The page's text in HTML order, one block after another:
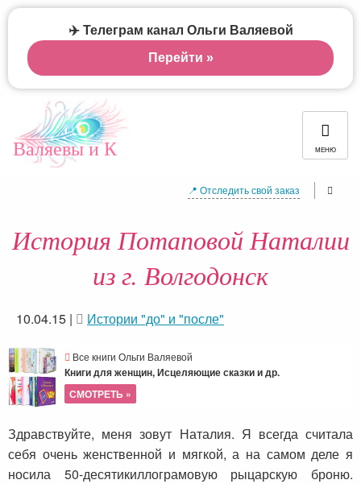
Валяевы и К МЕНЮ
📍 Отследить свой заказ
История Потаповой Наталии
из г. Волгодонск
10.04.15 | Истории "до" и "после"
Все книги Ольги Валяевой
Книги для женщин, Исцеляющие сказки и др.
СМОТРЕТЬ »
Здравствуйте, меня зовут Наталия. Я всегда считала
себя очень женственной и мягкой, а на самом деле я
носила 50-десятикиллограмовую рыцарскую броню.
✈️ Телеграм канал Ольги Валяевой
Перейти »